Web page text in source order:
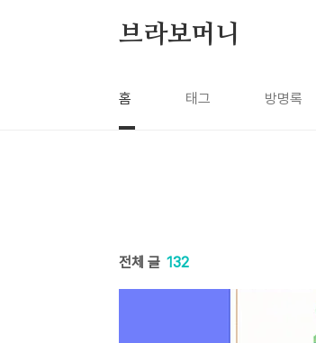
브라보머니
홈 태그 방명록
전체 글 132